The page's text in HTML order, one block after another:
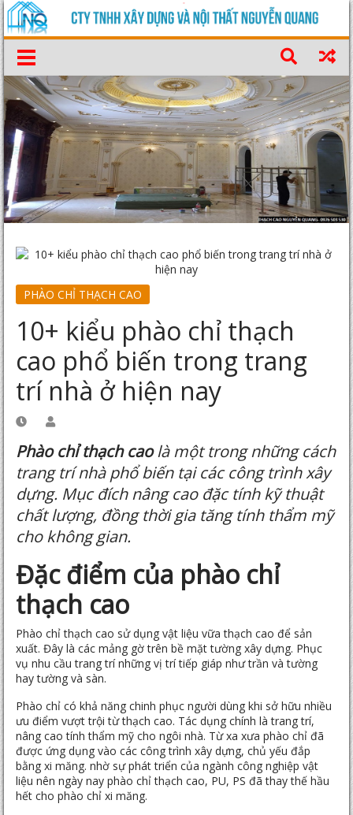
PHÀO CHỈ THẠCH CAO
10+ kiểu phào chỉ thạch
cao phổ biến trong trang
trí nhà ở hiện nay
Phào chỉ thạch caolà một trong những cách
trang trí nhà phổ biến tại các công trình xây
dựng. Mục đích nâng cao đặc tính kỹ thuật
chất lượng, đồng thời gia tăng tính thẩm mỹ
cho không gian.
Đặc điểm của phào chỉ
thạch cao
Phào chỉ thạch cao sử dụng vật liệu vữa thạch cao để sản
xuất. Đây là các mảng gờ trên bề mặt tường xây dựng. Phục
vụ nhu cầu trang trí những vị trí tiếp giáp như trần và tường
hay tường và sàn.
Phào chỉ có khả năng chinh phục người dùng khi sở hữu nhiều
ưu điểm vượt trội từ thạch cao. Tác dụng chính là trang trí,
nâng cao tính thẩm mỹ cho ngôi nhà. Từ xa xưa phào chỉ đã
được ứng dụng vào các công trình xây dựng, chủ yếu đắp
bằng xi măng. nhờ sự phát triển của ngành công nghiệp vật
liệu nên ngày nay phào chỉ thạch cao, PU, PS đã thay thế hầu
hết cho phào chỉ xi măng.